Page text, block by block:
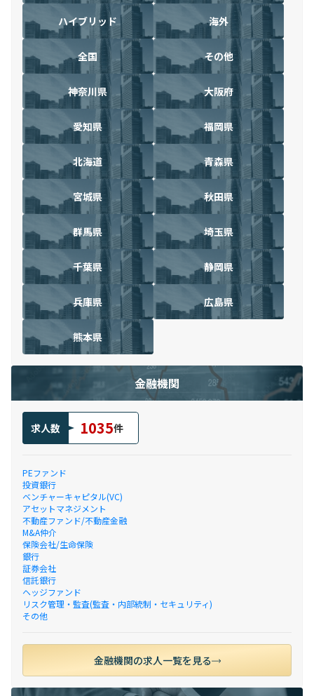
ハイブリッド 海外
全国 その他
神奈川県 大阪府
愛知県 福岡県
北海道 青森県
宮城県 秋田県
群馬県 埼玉県
千葉県 静岡県
兵庫県 広島県
熊本県
金融機関
求人数 1035件
PEファンド
投資銀行
ベンチャーキャピタル(VC)
アセットマネジメント
不動産ファンド/不動産金融
M&A仲介
保険会社/生命保険
銀行
証券会社
信託銀行
ヘッジファンド
リスク管理・監査(監査・内部統制・セキュリティ)
その他
金融機関の求人一覧を見る